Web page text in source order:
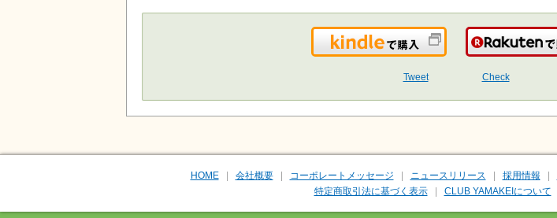
Kindleで購入
Tweet Check
HOME 会社概要 コーポレートメッセージ ニュースリリース 採用情報
特定商取引法に基づく表示
CLUB YAMAKEIについて